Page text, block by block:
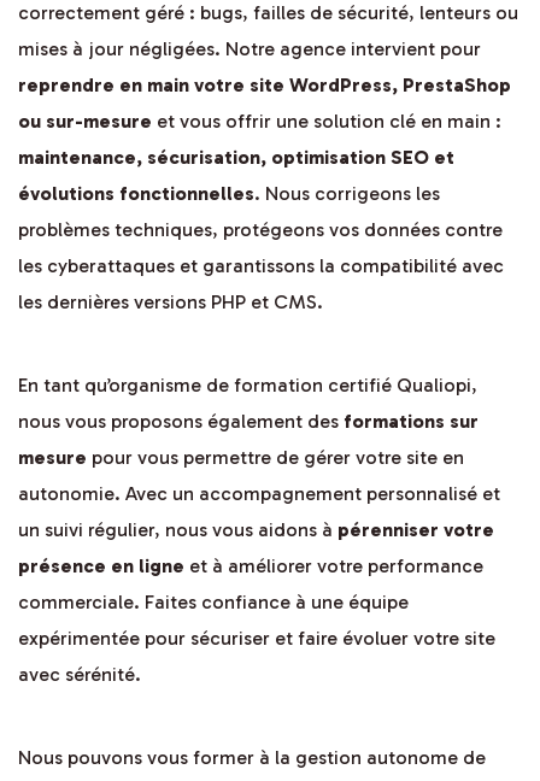
correctement géré : bugs, failles de sécurité, lenteurs ou
mises à jour négligées. Notre agence intervient pour
reprendre en main votre site WordPress, PrestaShop
ou sur-mesure et vous offrir une solution clé en main :
maintenance, sécurisation, optimisation SEO et
évolutions fonctionnelles. Nous corrigeons les
problèmes techniques, protégeons vos données contre
les cyberattaques et garantissons la compatibilité avec
les dernières versions PHP et CMS.
En tant qu’organisme de formation certifié Qualiopi,
nous vous proposons également des formations sur
mesure pour vous permettre de gérer votre site en
autonomie. Avec un accompagnement personnalisé et
un suivi régulier, nous vous aidons à pérenniser votre
présence en ligne et à améliorer votre performance
commerciale. Faites confiance à une équipe
expérimentée pour sécuriser et faire évoluer votre site
avec sérénité.
Nous pouvons vous former à la gestion autonome de